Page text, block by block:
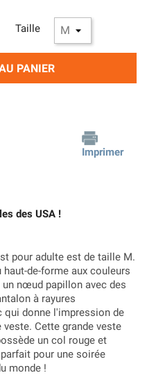
Taille
PANIER
Imprimer
des USA !
pour adulte est de taille M.
de-forme aux couleurs
un nœud papillon avec des
à rayures
qui donne l'impression de
Cette grande veste
un col rouge et
pour une soirée
monde !